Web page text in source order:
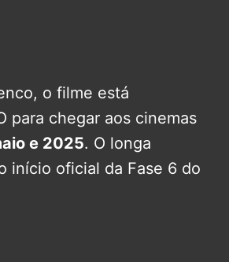
o filme está
para chegar aos cinemas
e 2025. O longa
início oficial da Fase 6 do